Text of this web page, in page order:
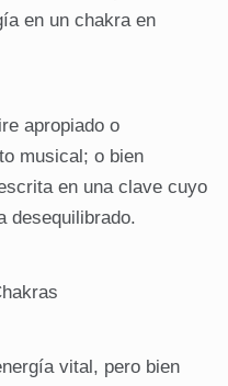
en un chakra en
apropiado o
musical; o bien
en una clave cuyo
desequilibrado.
vital, pero bien